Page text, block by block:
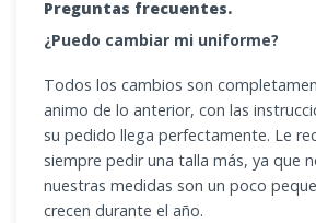
Preguntas frecuentes.
¿Puedo cambiar mi uniforme?
Todos los cambios son
animo de lo anterior, con las
su pedido llega perfectamente. Le
siempre pedir una talla más, ya que
nuestras medidas son un poco
crecen durante el año.